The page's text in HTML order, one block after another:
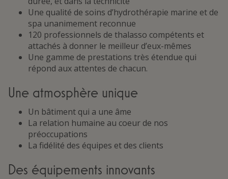
Une qualité de soins d’hydrothérapie marine et de
spa unanimement reconnue
120 professionnels de thalasso compétents et
attachés à donner le meilleur d’eux-mêmes
Une gamme de prestations très étendue qui
répond aux attentes de chacun.
Une atmosphère unique
Un bâtiment qui a une âme
La relation humaine au coeur de nos
préoccupations
La fidélité des équipes et des clients
Des équipements innovants